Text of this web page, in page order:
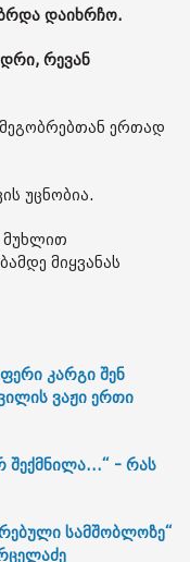
დაიხრჩო.
რევან
ერთად
უცნობია.
მუხლით
მიყვანას
კარგი შენ
ვაჟი ერთი
შექმნილა...“ - რას
სამშობლოზე“